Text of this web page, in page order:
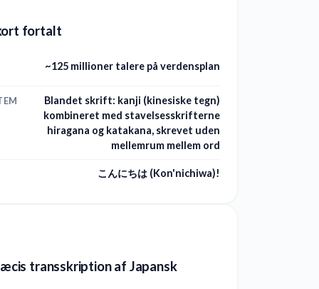
fortalt
~125 millioner talere på verdensplan
Blandet skrift: kanji (kinesiske tegn)
kombineret med stavelsesskrifterne
hiragana og katakana, skrevet uden
mellemrum mellem ord
こんにちは (Kon'nichiwa)!
transskription af Japansk